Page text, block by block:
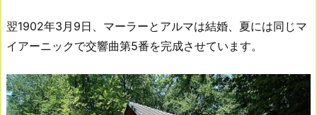
翌1902年3月9日、マーラーとアルマは結婚、夏には同じマ
イアーニックで交響曲第5番を完成させています。